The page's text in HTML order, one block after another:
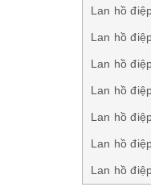
Lan hồ
Lan hồ
Lan hồ
Lan hồ
Lan hồ
Lan hồ
Lan hồ